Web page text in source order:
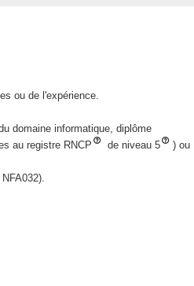
ou de l'expérience.
domaine informatique, diplôme
au registre RNCP
de niveau 5
) ou